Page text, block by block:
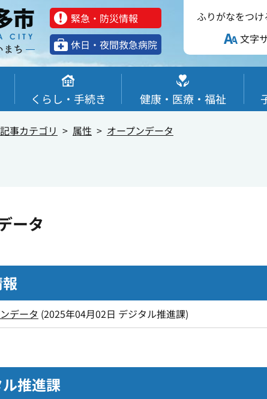
緊急・防災情報
休⽇・夜間救急病院
ふりがなをつけ
文字
くらし・手続き 健康・医療・福祉
記事カテゴリ 属性 オープンデータ
ータ
データ (2025年04月02日 デジタル推進課)
推進課